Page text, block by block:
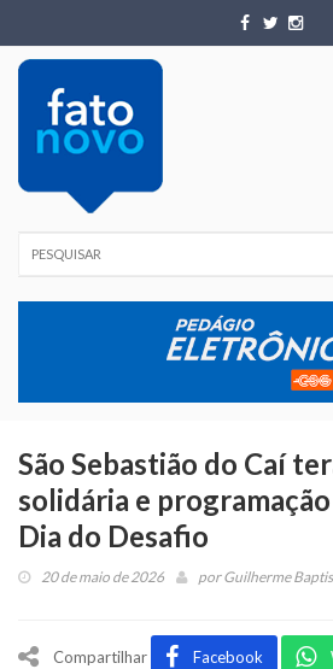
São Sebastião do Caí
solidária e
Dia do Desafio
20 de maio de 2026 porGuilherme
Compartilhar Facebook